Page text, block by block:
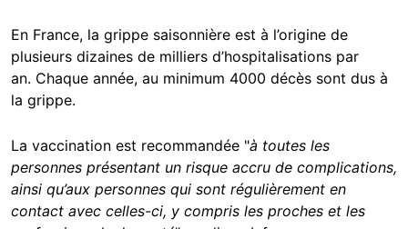
En France, la grippe saisonnière est à l’origine de
plusieurs dizaines de milliers d’hospitalisations par
an. Chaque année, au minimum 4000 décès sont dus à
la grippe.
La vaccination est recommandée "à toutes les
personnes présentant un risque accru de complications,
ainsi qu’aux personnes qui sont régulièrement en
contact avec celles-ci, y compris les proches et les